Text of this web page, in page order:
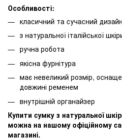
Особливості:
класичний та сучасний дизайн
з натуральної італійської
ручна робота
якісна фурнітура
має невеликий розмір,
довжині ременем
внутрішній органайзер
Купити сумку з натуральної
можна на нашому офіційному
магазині.